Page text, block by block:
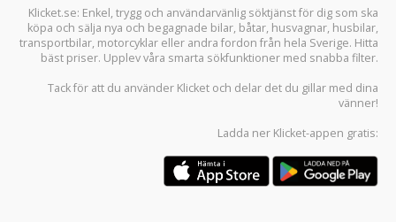
Klicket.se: Enkel, trygg och användarvänlig söktjänst för dig som ska
köpa och sälja nya och begagnade bilar, båtar, husvagnar, husbilar,
transportbilar, motorcyklar eller andra fordon från hela Sverige. Hitta
bäst priser. Upplev våra smarta sökfunktioner med snabba filter.
Tack för att du använder Klicket och delar det du gillar med dina
vänner!
Ladda ner Klicket-appen gratis: